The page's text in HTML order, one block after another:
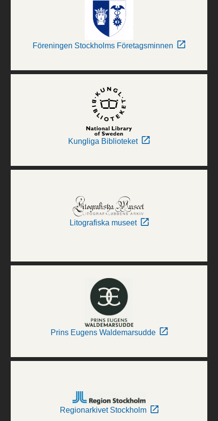
Föreningen Stockholms Företagsminnen
Kungliga Biblioteket
Litografiska museet
Prins Eugens Waldemarsudde
Regionarkivet Stockholm